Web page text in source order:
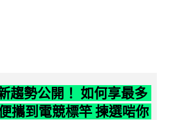
趨勢公開！ 如何享最多
攜到電競標竿 揀選啱你